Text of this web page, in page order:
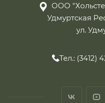
ООО
Удмуртская
ул.
Тел.: (3412)